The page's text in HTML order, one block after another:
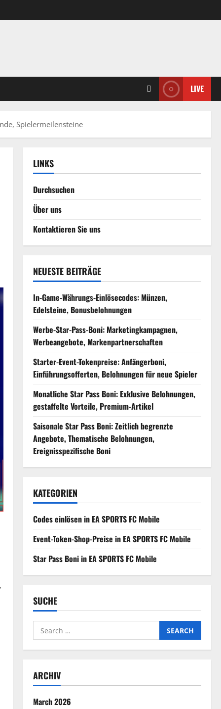
LIVE
Spielermeilensteine
LINKS
Durchsuchen
Über uns
Kontaktieren Sie uns
NEUESTE BEITRÄGE
In-Game-Währungs-Einlösecodes: Münzen,
Edelsteine, Bonusbelohnungen
Werbe-Star-Pass-Boni: Marketingkampagnen,
Werbeangebote, Markenpartnerschaften
Starter-Event-Tokenpreise: Anfängerboni,
Einführungsofferten, Belohnungen für neue Spieler
Monatliche Star Pass Boni: Exklusive Belohnungen,
gestaffelte Vorteile, Premium-Artikel
Saisonale Star Pass Boni: Zeitlich begrenzte
Angebote, Thematische Belohnungen,
Ereignisspezifische Boni
KATEGORIEN
Codes einlösen in EA SPORTS FC Mobile
Event-Token-Shop-Preise in EA SPORTS FC Mobile
Star Pass Boni in EA SPORTS FC Mobile
SUCHE
Search
for:
ARCHIV
March 2026